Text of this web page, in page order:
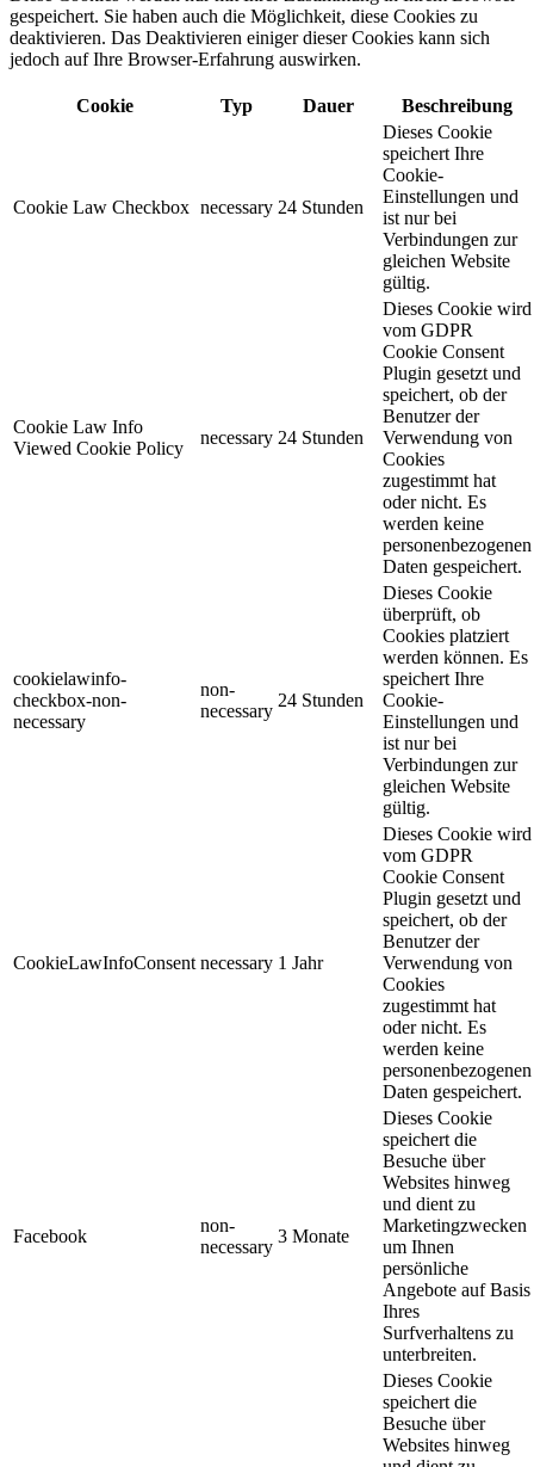
gespeichert. Sie haben auch die Möglichkeit, diese Cookies zu
deaktivieren. Das Deaktivieren einiger dieser Cookies kann sich
jedoch auf Ihre Browser-Erfahrung auswirken.
Cookie Typ Dauer Beschreibung
Cookie Law Checkbox necessary 24 Stunden
Dieses Cookie
speichert Ihre
Cookie-
Einstellungen und
ist nur bei
Verbindungen zur
gleichen Website
gültig.
Cookie Law Info
Viewed Cookie Policy
necessary 24 Stunden
Dieses Cookie wird
vom GDPR
Cookie Consent
Plugin gesetzt und
speichert, ob der
Benutzer der
Verwendung von
Cookies
zugestimmt hat
oder nicht. Es
werden keine
personenbezogenen
Daten gespeichert.
cookielawinfo-
checkbox-non-
necessary
non-
necessary
24 Stunden
Dieses Cookie
überprüft, ob
Cookies platziert
werden können. Es
speichert Ihre
Cookie-
Einstellungen und
ist nur bei
Verbindungen zur
gleichen Website
gültig.
CookieLawInfoConsent necessary 1 Jahr
Dieses Cookie wird
vom GDPR
Cookie Consent
Plugin gesetzt und
speichert, ob der
Benutzer der
Verwendung von
Cookies
zugestimmt hat
oder nicht. Es
werden keine
personenbezogenen
Daten gespeichert.
Facebook
non-
necessary
3 Monate
Dieses Cookie
speichert die
Besuche über
Websites hinweg
und dient zu
Marketingzwecken
um Ihnen
persönliche
Angebote auf Basis
Ihres
Surfverhaltens zu
unterbreiten.
Dieses Cookie
speichert die
Besuche über
Websites hinweg